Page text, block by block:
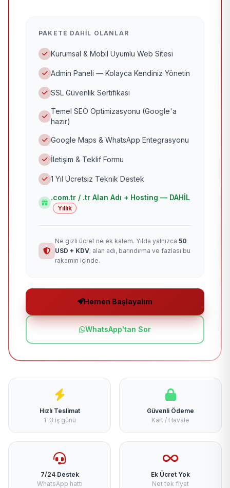
PAKETE DAHIL OLANLAR
Kurumsal & Mobil Uyumlu Web Sitesi
Admin Paneli — Kolayca Kendiniz Yönetin
SSL Güvenlik Sertifikası
Temel SEO Optimizasyonu (Google'a
hazır)
Google Maps & WhatsApp Entegrasyonu
İletişim & Teklif Formu
1 Yıl Ücretsiz Teknik Destek
.com.tr / .tr Alan Adı + Hosting — DAHİL
Yıllık
Ne gizli ücret ne ek kalem. Yılda yalnızca 50
USD + KDV; alan adı, barındırma ve fazlası bu
rakamın içinde.
Hemen Başlayalım
WhatsApp'tan Sor
Hızlı Teslimat
1-3 iş günü
Güvenli Ödeme
Kart / Havale
7/24 Destek
WhatsApp hattı
Ek Ücret Yok
Net tek fiyat